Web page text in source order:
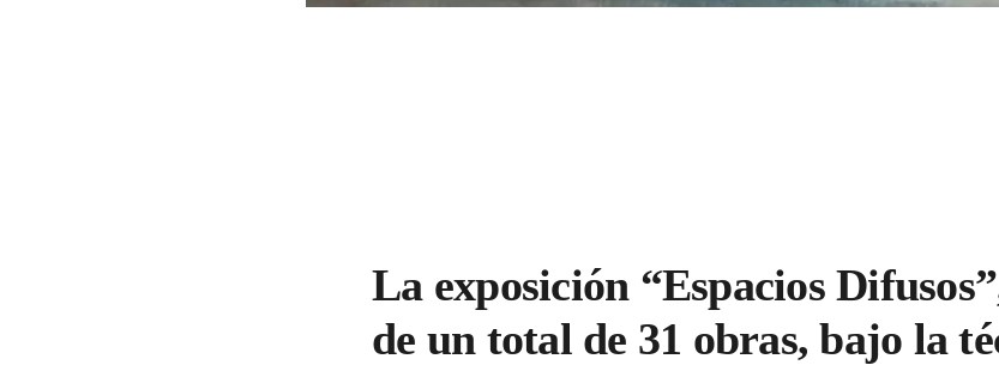
La exposición “Espacios
de un total de 31 obras, bajo la